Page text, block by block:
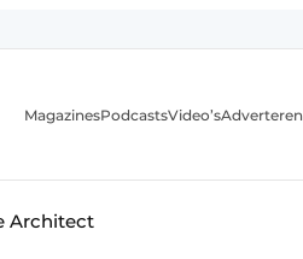
MagazinesPodcastsVideo’sAdverteren
Architect